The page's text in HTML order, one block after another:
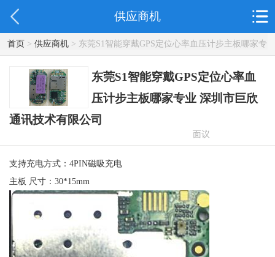
供应商机
首页> 供应商机> 东莞S1智能穿戴GPS定位心率血压计步主板哪家专
业 深圳市巨欣通讯技术有限公司
东莞S1智能穿戴GPS定位心率血
压计步主板哪家专业 深圳市巨欣
通讯技术有限公司
面议
支持充电方式：4PIN磁吸充电
主板 尺寸：30*15mm